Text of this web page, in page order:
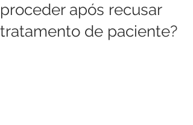
proceder após recusar
tratamento de paciente?